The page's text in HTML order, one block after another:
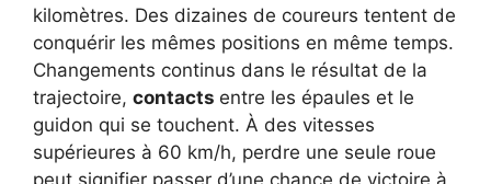
kilomètres. Des dizaines de coureurs tentent de
conquérir les mêmes positions en même temps.
Changements continus dans le résultat de la
trajectoire, contacts entre les épaules et le
guidon qui se touchent. À des vitesses
supérieures à 60 km/h, perdre une seule roue
peut signifier passer d’une chance de victoire à